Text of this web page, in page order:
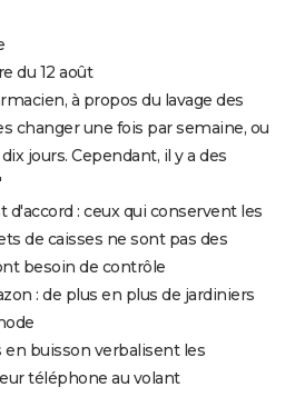
du 12 août
à propos du lavage des
changer une fois par semaine, ou
jours. Cependant, il y a des
d'accord : ceux qui conservent les
de caisses ne sont pas des
besoin de contrôle
: de plus en plus de jardiniers
en buisson verbalisent les
téléphone au volant